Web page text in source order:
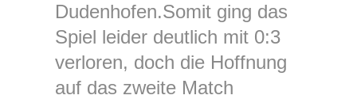
Dudenhofen.Somit ging das
Spiel leider deutlich mit 0:3
verloren, doch die Hoffnung
auf das zweite Match